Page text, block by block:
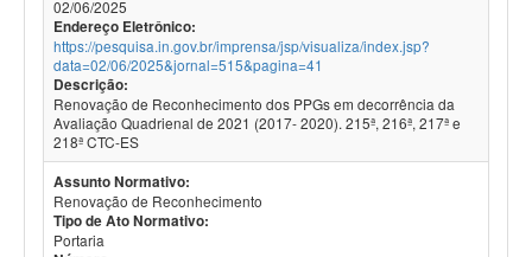
02/06/2025
Endereço Eletrônico:
https://pesquisa.in.gov.br/imprensa/jsp/visualiza/index.jsp?
data=02/06/2025&jornal=515&pagina=41
Descrição:
Renovação de Reconhecimento dos PPGs em decorrência da
Avaliação Quadrienal de 2021 (2017- 2020). 215ª, 216ª, 217ª e
218ª CTC-ES
Assunto Normativo:
Renovação de Reconhecimento
Tipo de Ato Normativo:
Portaria